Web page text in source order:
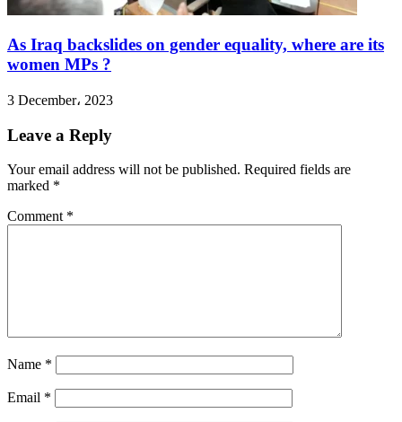
As Iraq backslides on gender equality, where are its
women MPs ?
3 December، 2023
Leave a Reply
Your email address will not be published. Required fields are
marked *
Comment *
Name *
Email *